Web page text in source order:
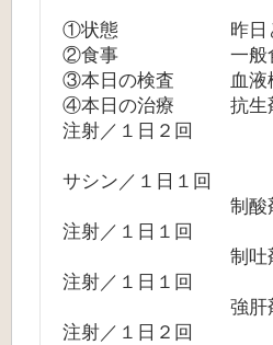
①状態 昨日と
②食事 一般
③本日の検査 血液
④本日の治療 抗生剤
注射／１日２回
／エン
サシン／１日１回
制酸剤／フ
注射／１日１回
制吐剤／マ
注射／１日１回
強肝剤／グ
注射／１日２回